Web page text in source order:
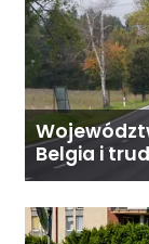
Belgia i
proponują